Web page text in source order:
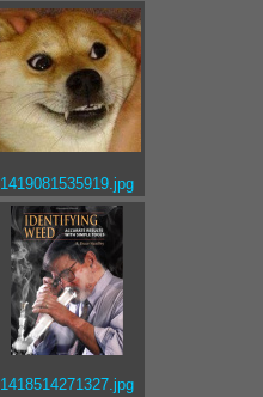
1419081535919.jpg
1418514271327.jpg